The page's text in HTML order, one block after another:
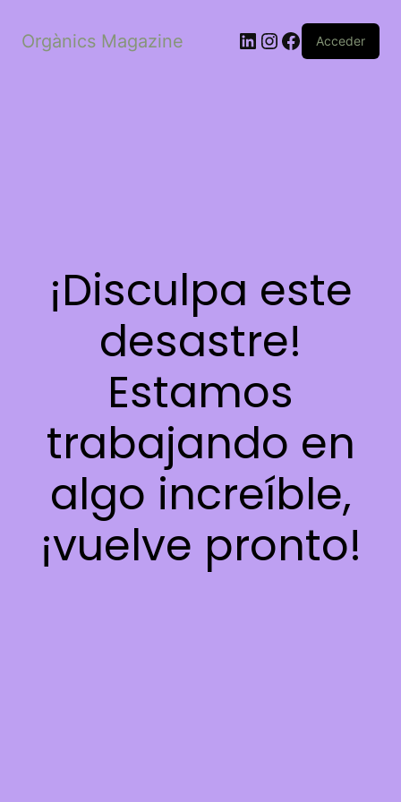
Orgànics Magazine LinkedIn
Instagram
Facebook
Acceder
¡Disculpa este
desastre!
Estamos
trabajando en
algo increíble,
¡vuelve pronto!